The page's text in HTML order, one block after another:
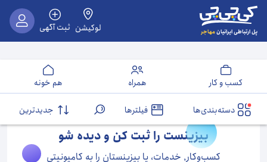
پل ارتباطی ایرانیانمهاجر لوکیشن ثبت آگهی
کسب و کار همراه هم خونه
دسته‌بندی‌ها فیلترها جدیدترین
بیزینست را ثبت کن و دیده شو
کسب‌و‌کار٬ خدمات، یا بیزینستان را به کامیونیتی